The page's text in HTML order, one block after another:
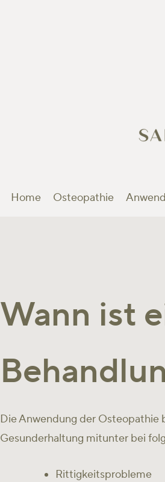
Home Osteopathie
Die Anwendung der Osteopathie
Gesunderhaltung mitunter bei
​Rittigkeitsprobleme
Wann ist